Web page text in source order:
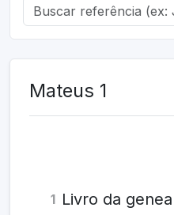
Mateus 1
1 Livro da